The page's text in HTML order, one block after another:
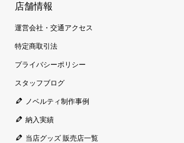
店舗情報
運営会社・交通アクセス
特定商取引法
プライバシーポリシー
スタッフブログ
ノベルティ制作事例
納入実績
当店グッズ 販売店一覧